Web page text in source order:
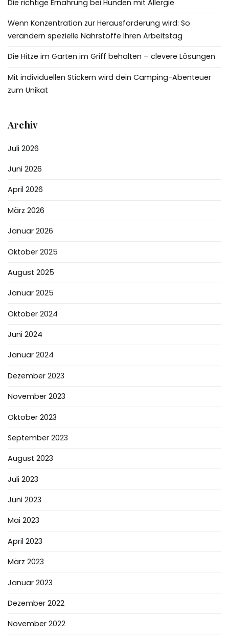
Die richtige Ernährung bei Hunden mit Allergie
Wenn Konzentration zur Herausforderung wird: So
verändern spezielle Nährstoffe Ihren Arbeitstag
Die Hitze im Garten im Griff behalten – clevere Lösungen
Mit individuellen Stickern wird dein Camping-Abenteuer
zum Unikat
Archiv
Juli 2026
Juni 2026
April 2026
März 2026
Januar 2026
Oktober 2025
August 2025
Januar 2025
Oktober 2024
Juni 2024
Januar 2024
Dezember 2023
November 2023
Oktober 2023
September 2023
August 2023
Juli 2023
Juni 2023
Mai 2023
April 2023
März 2023
Januar 2023
Dezember 2022
November 2022